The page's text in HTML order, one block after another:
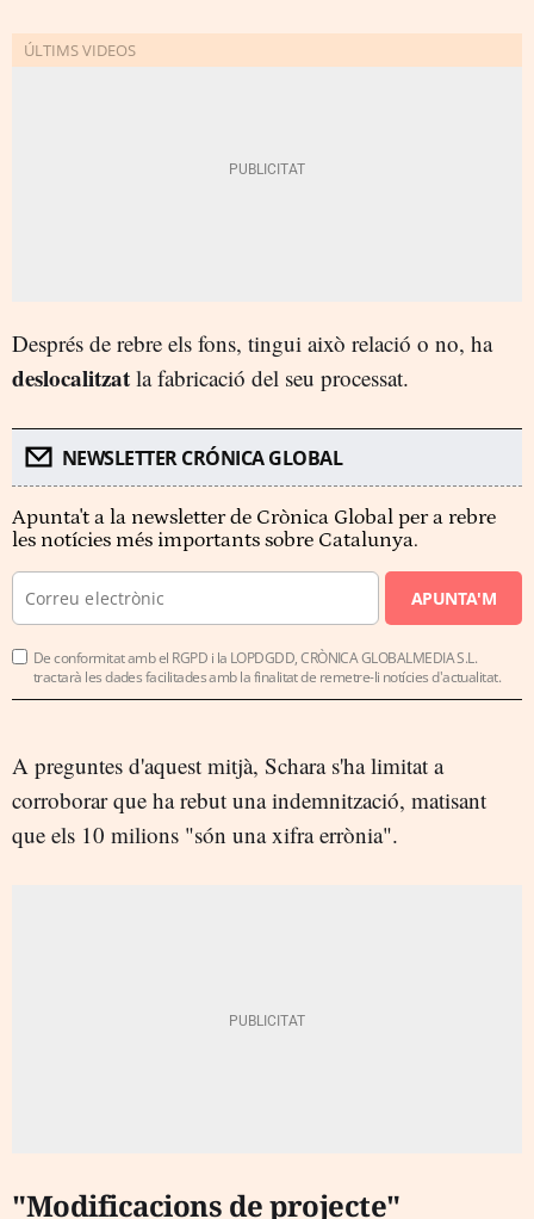
Després de rebre els fons, tingui això relació o no, ha
deslocalitzat la fabricació del seu processat.
NEWSLETTER CRÓNICA GLOBAL
Apunta't a la newsletter de Crònica Global per a rebre
les notícies més importants sobre Catalunya.
APUNTA'M
De conformitat amb el RGPD i la LOPDGDD, CRÒNICA GLOBALMEDIA S.L.
tractarà les dades facilitades amb la finalitat de remetre-li notícies d'actualitat.
A preguntes d'aquest mitjà, Schara s'ha limitat a
corroborar que ha rebut una indemnització, matisant
que els 10 milions "són una xifra errònia".
"Modificacions de projecte"